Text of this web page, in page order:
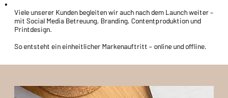
Viele unserer Kunden begleiten wir auch nach dem Launch weiter –
mit Social Media Betreuung, Branding, Contentproduktion und
Printdesign.
So entsteht ein einheitlicher Markenauftritt – online und offline.